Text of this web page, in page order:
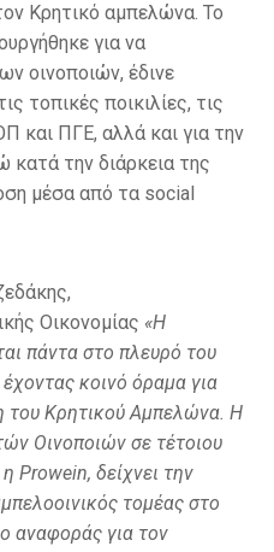
Κρητικό αμπελώνα. Το
για να
οινοποιών, έδινε
τοπικές ποικιλίες, τις
και ΠΓΕ, αλλά και για την
κατά την διάρκεια της
μέσα από τα social
Οικονομίας «Η
πάντα στο πλευρό του
κοινό όραμα για
του Κρητικού Αμπελώνα. Η
Οινοποιών σε τέτοιου
Prowein, δείχνει την
τομέας στο
αναφοράς για τον